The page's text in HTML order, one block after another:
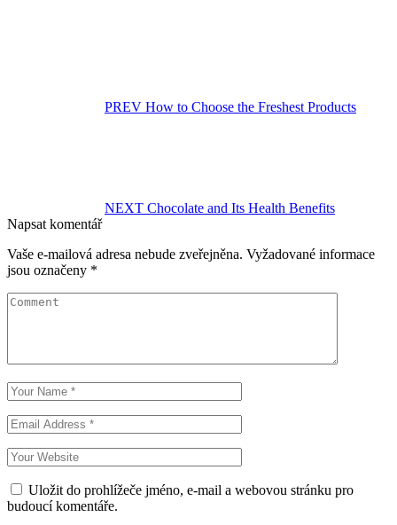
PREV How to Choose the Freshest Products
NEXT Chocolate and Its Health Benefits
Napsat komentář
Vaše e-mailová adresa nebude zveřejněna. Vyžadované informace
jsou označeny *
Uložit do prohlížeče jméno, e-mail a webovou stránku pro
budoucí komentáře.